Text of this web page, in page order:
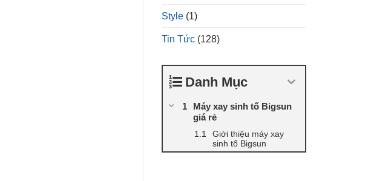
Style (1)
Tin Tức (128)
Danh Mục
Máy xay sinh tố Bigsun
giá rẻ
Giới thiệu máy xay
sinh tố Bigsun